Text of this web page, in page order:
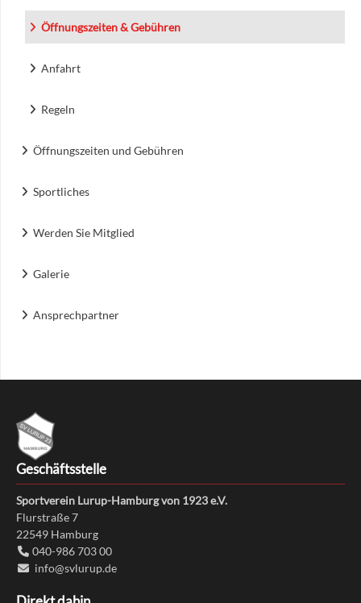
Öffnungszeiten & Gebühren
Anfahrt
Regeln
Öffnungszeiten und Gebühren
Sportliches
Werden Sie Mitglied
Galerie
Ansprechpartner
Geschäftsstelle
Sportverein Lurup-Hamburg von 1923 e.V.
Flurstraße 7
22549 Hamburg
040-986 703 00
info@svlurup.de